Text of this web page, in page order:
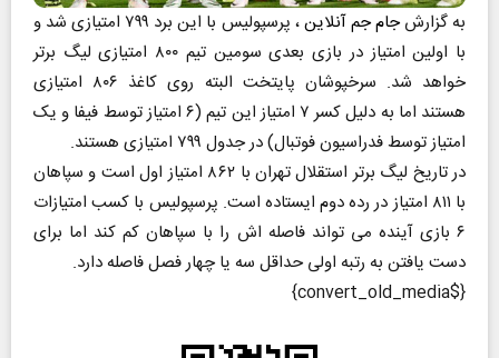
به گزارشجام جم آنلاین
، پرسپولیس با این برد ۷۹۹ امتیازی شد و
با اولین امتیاز در بازی بعدی سومین تیم ۸۰۰ امتیازی لیگ برتر
خواهد شد. سرخپوشان پایتخت البته روی کاغذ ۸۰۶ امتیازی
هستند اما به دلیل کسر ۷ امتیاز این تیم (۶ امتیاز توسط فیفا و یک
امتیاز توسط فدراسیون فوتبال) در جدول ۷۹۹ امتیازی هستند.
در تاریخ لیگ برتر استقلال تهران با ۸۶۲ امتیاز اول است و سپاهان
با ۸۱۱ امتیاز در رده دوم ایستاده است. پرسپولیس با کسب امتیازات
۶ بازی آینده می تواند فاصله اش را با سپاهان کم کند اما برای
دست یافتن به رتبه اولی حداقل سه یا چهار فصل فاصله دارد.
{$convert_old_media}